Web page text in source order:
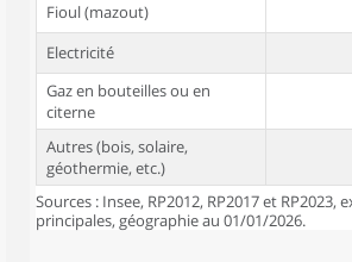
Fioul (mazout)
Electricité
Gaz en bouteilles ou en
citerne
Autres (bois, solaire,
géothermie, etc.)
Sources : Insee, RP2012, RP2017 et RP2023,
principales, géographie au 01/01/2026.